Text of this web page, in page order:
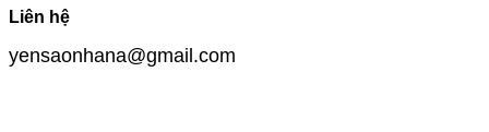
Liên hệ
yensaonhana@gmail.com